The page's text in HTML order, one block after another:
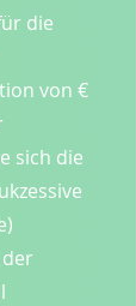
die
von €
sich die